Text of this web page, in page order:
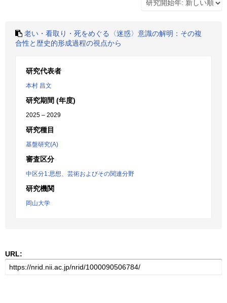
老い・看取り・死をめぐる〈迷惑〉意識の解明：その複
合性と歴史的形成過程の視点から
研究代表者
本村 昌文
研究期間 (年度)
2025 – 2029
研究種目
基盤研究(A)
審査区分
中区分1:思想、芸術およびその関連分野
研究機関
岡山大学
URL: